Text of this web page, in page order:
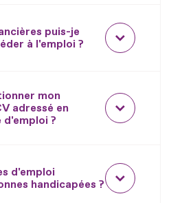
puis-je
à l'emploi ?
mon
adressé en
?
d'emploi
handicapées ?